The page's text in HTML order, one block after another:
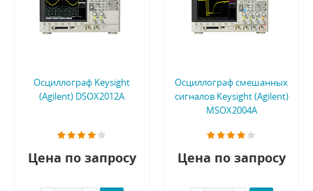
Осциллограф Keysight
(Agilent) DSOX2012A
Цена по запросу
Осциллограф смешанных
сигналов Keysight (Agilent)
MSOX2004A
Цена по запросу